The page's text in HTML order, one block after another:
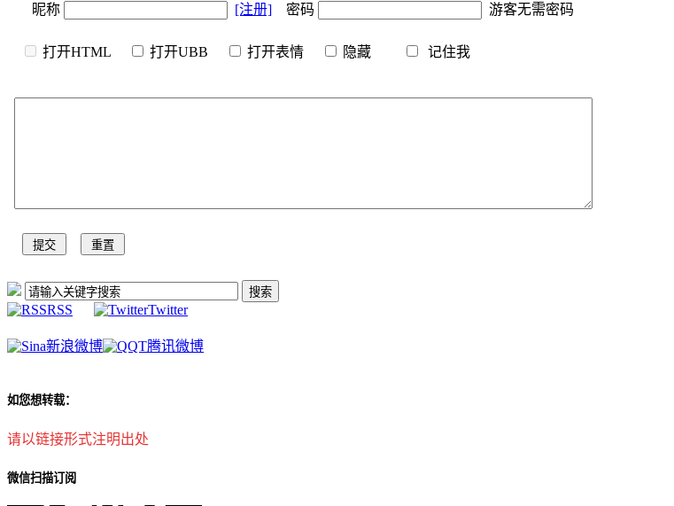
昵称 [注册] 密码 游客无需密码
打开HTML 打开UBB 打开表情 隐藏 记住我
RSS Twitter
新浪微博 腾讯微博
如您想转载：
请以链接形式注明出处
微信扫描订阅